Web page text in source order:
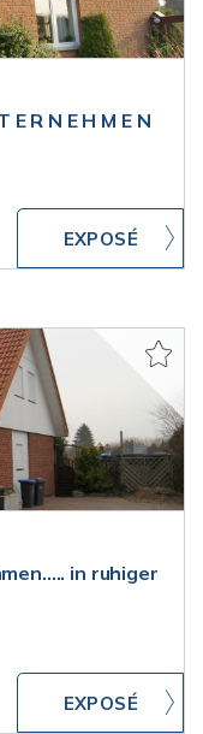
E R N E H M E N
in ruhiger